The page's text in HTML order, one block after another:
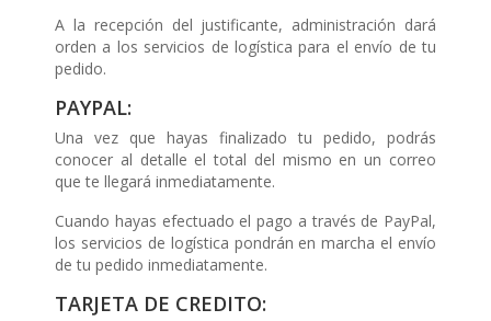
A la recepción del justificante, administración dará
orden a los servicios de logística para el envío de tu
pedido.
PAYPAL:
Una vez que hayas finalizado tu pedido, podrás
conocer al detalle el total del mismo en un correo
que te llegará inmediatamente.
Cuando hayas efectuado el pago a través de PayPal,
los servicios de logística pondrán en marcha el envío
de tu pedido inmediatamente.
TARJETA DE CREDITO: